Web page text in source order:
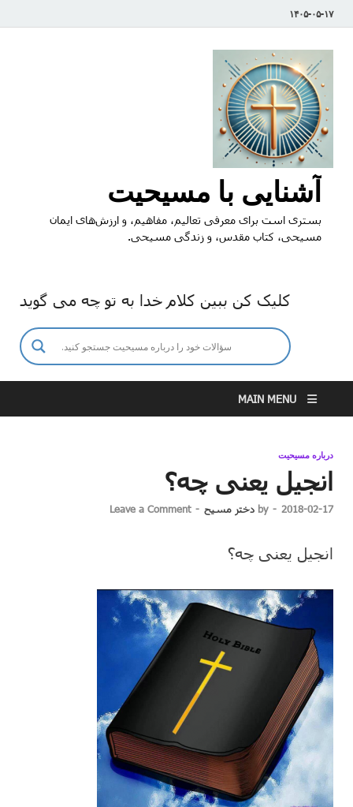
۱۴۰۵-۰۵-۱۷
آشنایی با مسیحیت
بستری است برای معرفی تعالیم، مفاهیم، و ارزش‌های ایمان
مسیحی، کتاب مقدس، و زندگی مسیحی.
کلیک کن ببین کلام خدا به تو چه می گوید
MAIN MENU
درباره مسیحیت
انجیل یعنی چه؟
2018-02-17
-
by دختر مسیح -
Leave a Comment
انجیل یعنی چه؟